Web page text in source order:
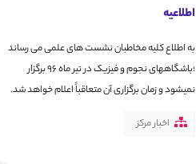
اطلاعیه
به اطلاع کلیه مخاطبان نشست های علمی می رساند
؛باشگاههای نجوم و فیزیک در تیر ماه 96 برگزار
نمیشود و زمان برگزاری آن متعاقباً اعلام خواهد شد.
اخبار مرکز